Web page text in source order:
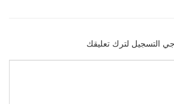
التسجيل لترك تعليقك